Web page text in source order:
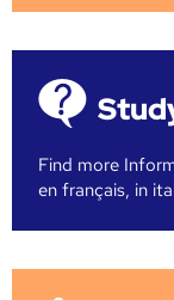
Find more
en français, in